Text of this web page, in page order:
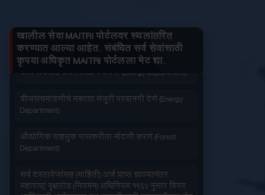
जलद सेवा सेवा आपल्या दारात
सहज पोहोच सोपी शुल्कभरणा
खालील सेवा MAITRI पोर्टलवर स्थलांतरित
करण्यात आल्या आहेत. संबंधित सर्व सेवांसाठी
कृपया अधिकृत MAITRI पोर्टलला भेट द्या.
जनित्र संचमांडणीची नोंदणी. (Energy Department)
वीज संचमांडणीचे निरीक्षण करणे. (Energy Department)
वीजसंचमांडणीचे नकाशा मंजुरी परवानगी देणे (Energy
Department)
औद्योगिक वाहतुक पासकरीता नोंदणी करणे (Forest
Department)
सर्व दस्तावेजांसह (माहिती) अर्ज प्राप्त झाल्यानंतर
महाराष्ट्र वृक्षतोड (नियमन) अधिनियम १९६४ नुसार बिगर